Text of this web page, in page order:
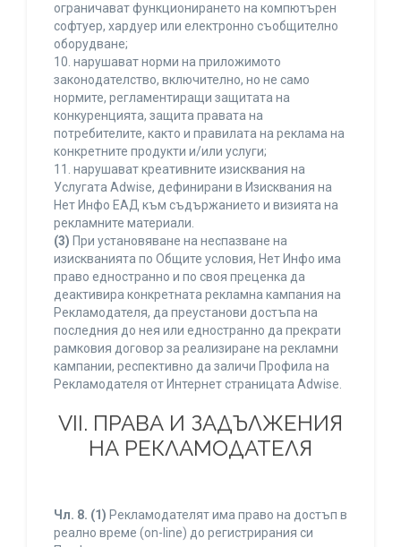
ограничават функционирането на компютърен
софтуер, хардуер или електронно съобщително
оборудване;
10. нарушават норми на приложимото
законодателство, включително, но не само
нормите, регламентиращи защитата на
конкуренцията, защита правата на
потребителите, както и правилата на реклама на
конкретните продукти и/или услуги;
11. нарушават креативните изисквания на
Услугата Adwise, дефинирани в Изисквания на
Нет Инфо ЕАД към съдържанието и визията на
рекламните материали.
(3) При установяване на неспазване на
изискванията по Общите условия, Нет Инфо има
право едностранно и по своя преценка да
деактивира конкретната рекламна кампания на
Рекламодателя, да преустанови достъпа на
последния до нея или едностранно да прекрати
рамковия договор за реализиране на рекламни
кампании, респективно да заличи Профила на
Рекламодателя от Интернет страницата Adwise.
VII. ПРАВА И ЗАДЪЛЖЕНИЯ
НА РЕКЛАМОДАТЕЛЯ
Чл. 8. (1) Рекламодателят има право на достъп в
реално време (on-line) до регистрирания си